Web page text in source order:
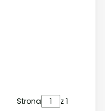
Strona z 1